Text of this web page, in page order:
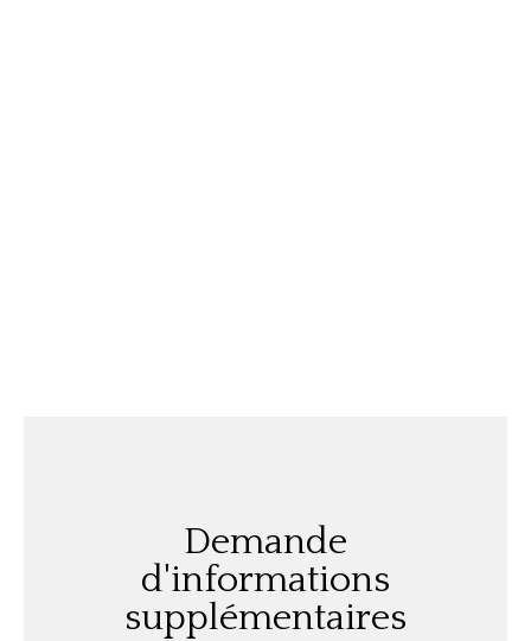
Demande
d'informations
supplémentaires